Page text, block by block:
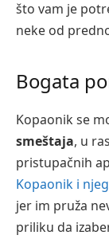
što vam je
neke od
Bogata
Kopaonik se
smeštaja, u
pristupačnih
Kopaonik i
jer im pruža
priliku da